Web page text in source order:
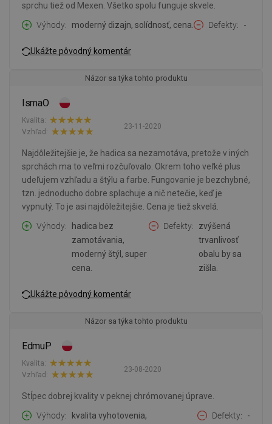
sprchu tiež od Mexen. Všetko spolu funguje skvele.
Výhody
moderný dizajn, solídnosť, cena. Defekty -
Ukážte pôvodný komentár
Názor sa týka tohto produktu
IsmaO
23-11-2020
Kvalita:
Vzhľad:
Najdôležitejšie je, že hadica sa nezamotáva, pretože v iných
sprchách ma to veľmi rozčuľovalo. Okrem toho veľké plus
udeľujem vzhľadu a štýlu a farbe. Fungovanie je bezchybné,
tzn. jednoducho dobre splachuje a nič netečie, keď je
vypnutý. To je asi najdôležitejšie. Cena je tiež skvelá.
Výhody
hadica bez
zamotávania,
moderný štýl, super
cena.
Defekty
zvýšená
trvanlivosť
obalu by sa
zišla.
Ukážte pôvodný komentár
Názor sa týka tohto produktu
EdmuP
23-08-2020
Kvalita:
Vzhľad:
Stĺpec dobrej kvality v peknej chrómovanej úprave.
Výhody
kvalita vyhotovenia,
Defekty -